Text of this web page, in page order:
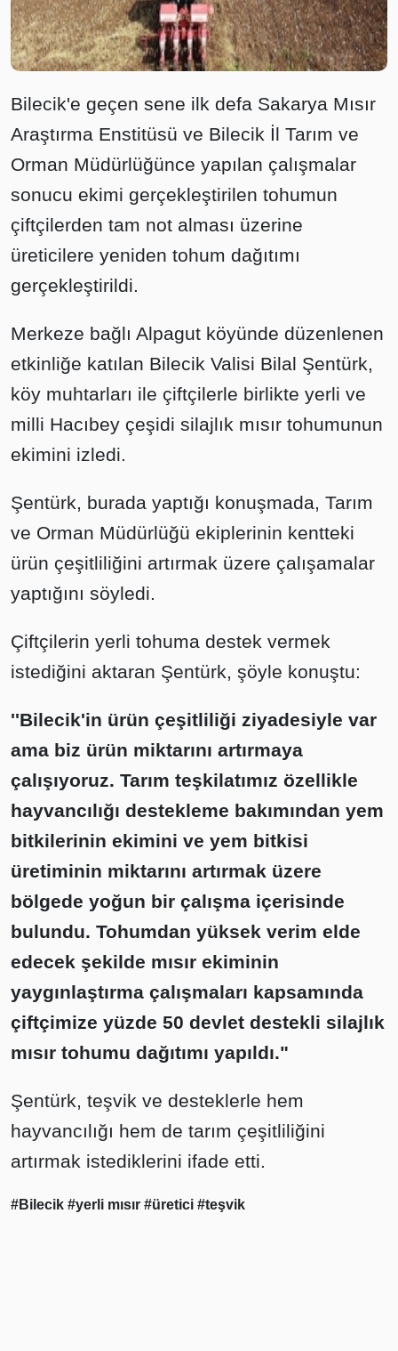
Bilecik'e geçen sene ilk defa Sakarya Mısır
Araştırma Enstitüsü ve Bilecik İl Tarım ve
Orman Müdürlüğünce yapılan çalışmalar
sonucu ekimi gerçekleştirilen tohumun
çiftçilerden tam not alması üzerine
üreticilere yeniden tohum dağıtımı
gerçekleştirildi.
Merkeze bağlı Alpagut köyünde düzenlenen
etkinliğe katılan Bilecik Valisi Bilal Şentürk,
köy muhtarları ile çiftçilerle birlikte yerli ve
milli Hacıbey çeşidi silajlık mısır tohumunun
ekimini izledi.
Şentürk, burada yaptığı konuşmada, Tarım
ve Orman Müdürlüğü ekiplerinin kentteki
ürün çeşitliliğini artırmak üzere çalışamalar
yaptığını söyledi.
Çiftçilerin yerli tohuma destek vermek
istediğini aktaran Şentürk, şöyle konuştu:
''Bilecik'in ürün çeşitliliği ziyadesiyle var
ama biz ürün miktarını artırmaya
çalışıyoruz. Tarım teşkilatımız özellikle
hayvancılığı destekleme bakımından yem
bitkilerinin ekimini ve yem bitkisi
üretiminin miktarını artırmak üzere
bölgede yoğun bir çalışma içerisinde
bulundu. Tohumdan yüksek verim elde
edecek şekilde mısır ekiminin
yaygınlaştırma çalışmaları kapsamında
çiftçimize yüzde 50 devlet destekli silajlık
mısır tohumu dağıtımı yapıldı."
Şentürk, teşvik ve desteklerle hem
hayvancılığı hem de tarım çeşitliliğini
artırmak istediklerini ifade etti.
#Bilecik #yerli mısır #üretici #teşvik